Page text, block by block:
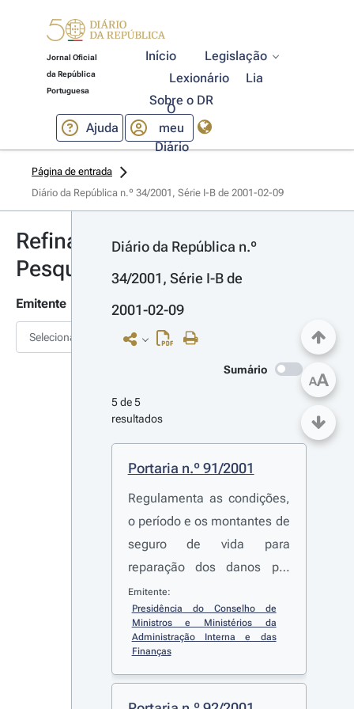
Jornal Oficial
da República
Portuguesa
Início
Legislação
Lexionário
Lia
Sobre o DR
Ajuda
O
meu
Diário
Página de entrada
Diário da República n.º 34/2001, Série I-B de 2001-02-09
Refinar
Pesquisa
Emitente
Selecionar
Diário da República n.º
34/2001, Série I-B de
2001-02-09
Sumário
5 de 5
resultados
Portaria n.º 91/2001
Regulamenta as condições,
o período e os montantes de
seguro de vida para
reparação dos danos por
morte ou invalidez
permanente dos elementos
dos serviços e das forças de
segurança dependentes do
Ministério da Administração
Interna integrados nas
Emitente:
Presidência do Conselho de
Ministros e Ministérios da
Administração Interna e das
Finanças
AA